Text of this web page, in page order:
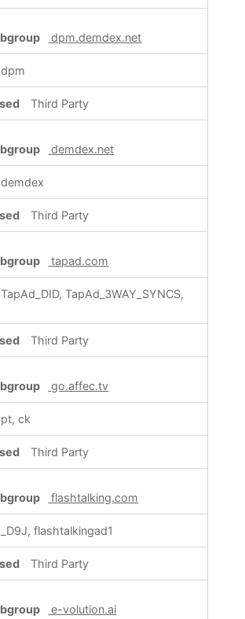
dpm.demdex.net
dpm
Third Party
demdex.net
demdex
Third Party
tapad.com
TapAd_DID, TapAd_3WAY_SYNCS,
Third Party
go.affec.tv
pt, ck
Third Party
flashtalking.com
_D9J, flashtalkingad1
Third Party
e-volution.ai